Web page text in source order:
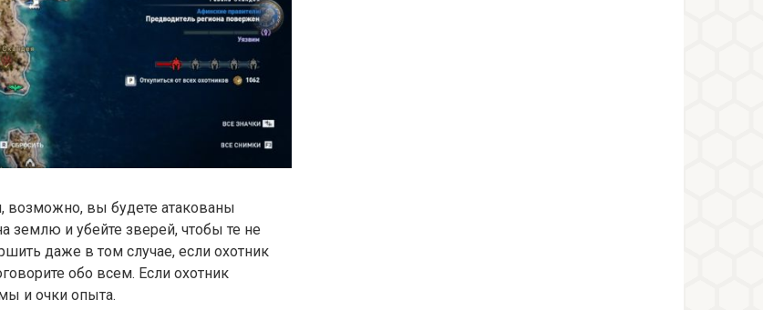
возможно, вы будете атакованы
землю и убейте зверей, чтобы те не
даже в том случае, если охотник
обо всем. Если охотник
и очки опыта.